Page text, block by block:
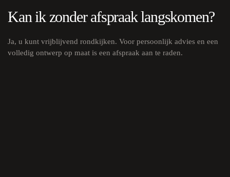
Kan ik zonder afspraak langskomen?
Ja, u kunt vrijblijvend rondkijken. Voor persoonlijk advies en een
volledig ontwerp op maat is een afspraak aan te raden.